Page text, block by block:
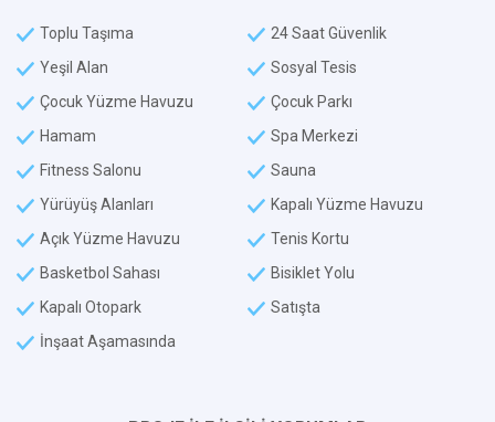
Toplu Taşıma
24 Saat Güvenlik
Yeşil Alan
Sosyal Tesis
Çocuk Yüzme Havuzu
Çocuk Parkı
Hamam
Spa Merkezi
Fitness Salonu
Sauna
Yürüyüş Alanları
Kapalı Yüzme Havuzu
Açık Yüzme Havuzu
Tenis Kortu
Basketbol Sahası
Bisiklet Yolu
Kapalı Otopark
Satışta
İnşaat Aşamasında